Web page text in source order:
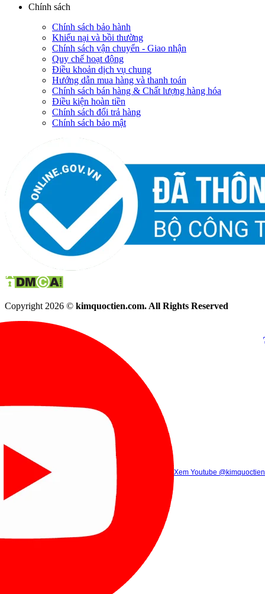
Chính sách
Chính sách bảo hành
Khiếu nại và bồi thường
Chính sách vận chuyển - Giao nhận
Quy chế hoạt động
Điều khoản dịch vụ chung
Hướng dẫn mua hàng và thanh toán
Chính sách bán hàng & Chất lượng hàng hóa
Điều kiện hoàn tiền
Chính sách đổi trả hàng
Chính sách bảo mật
Copyright 2026 © kimquoctien.com. All Rights Reserved
Xem Tik Tok
(8h00 - 21h30)
(8h00 -
Gọi điện (8h00 - 21h30)
Xem Youtube @kimquoctien